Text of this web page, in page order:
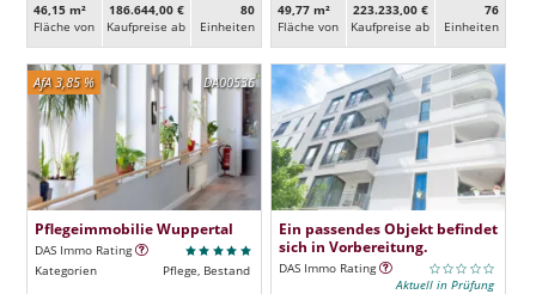
46,15 m²
Fläche von
186.644,00 €
Kaufpreise ab
80
Ein­heiten
49,77 m²
Fläche von
223.233,00 €
Kaufpreise ab
76
Ein­heiten
DA00536
AfA 3,85 %
Pflegeimmobilie Wuppertal
DAS Immo Rating
Kategorien
Pflege, Bestand
Ein passendes Objekt befindet
sich in Vorbereitung.
DAS Immo Rating
Aktuell in Prüfung